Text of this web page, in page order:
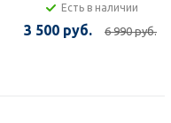
Есть в наличии
3 500 руб. 6 990 руб.